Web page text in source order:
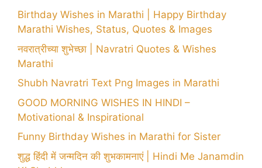
Birthday Wishes in Marathi | Happy Birthday
Marathi Wishes, Status, Quotes & Images
नवरात्रीच्या शुभेच्छा | Navratri Quotes & Wishes
Marathi
Shubh Navratri Text Png Images in Marathi
GOOD MORNING WISHES IN HINDI –
Motivational & Inspirational
Funny Birthday Wishes in Marathi for Sister
शुद्ध हिंदी में जन्मदिन की शुभकामनाएं | Hindi Me Janamdin